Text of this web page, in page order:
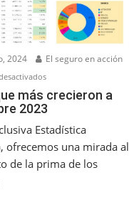
2024 El seguro en acción
en
Ramos
que
a
septiembre
más crecieron a
2023
Estadística
ofrecemos una mirada al
de la prima de los